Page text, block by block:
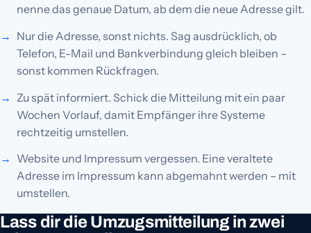
nenne das genaue Datum, ab dem die neue Adresse gilt.
Nur die Adresse, sonst nichts. Sag ausdrücklich, ob
Telefon, E-Mail und Bankverbindung gleich bleiben –
sonst kommen Rückfragen.
Zu spät informiert. Schick die Mitteilung mit ein paar
Wochen Vorlauf, damit Empfänger ihre Systeme
rechtzeitig umstellen.
Website und Impressum vergessen. Eine veraltete
Adresse im Impressum kann abgemahnt werden – mit
umstellen.
Lass dir die Umzugsmitteilung in zwei